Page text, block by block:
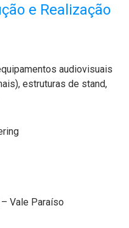
e Realização
audiovisuais
estruturas de stand,
Vale Paraíso